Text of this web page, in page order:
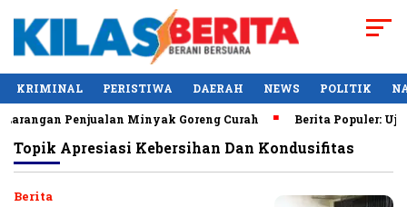
KRIMINAL PERISTIWA DAERAH NEWS POLITIK
Penjualan Minyak Goreng Curah Berita Populer: Uji
Topik Apresiasi Kebersihan Dan Kondusifitas
Berita